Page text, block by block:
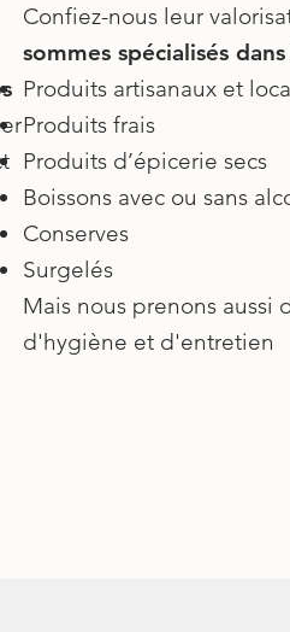
Confiez-nous leur
sommes spécialisés
Produits artisanaux et
Produits frais
Produits d’épicerie secs
Boissons avec ou sans
Conserves
Surgelés
Mais nous prenons aussi
d'hygiène​ et d'entretien